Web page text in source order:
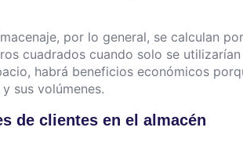
por lo general, se calculan
cuadrados cuando solo se
habrá beneficios económicos
sus volúmenes.
de clientes en el almacén